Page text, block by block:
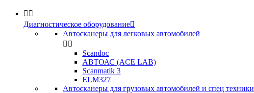
 
Диагностическое оборудование
Автосканеры для легковых автомобилей
 
Scandoc
АВТОАС (ACE LAB)
Scanmatik 3
ELM327
Автосканеры для грузовых автомобилей и спец техники